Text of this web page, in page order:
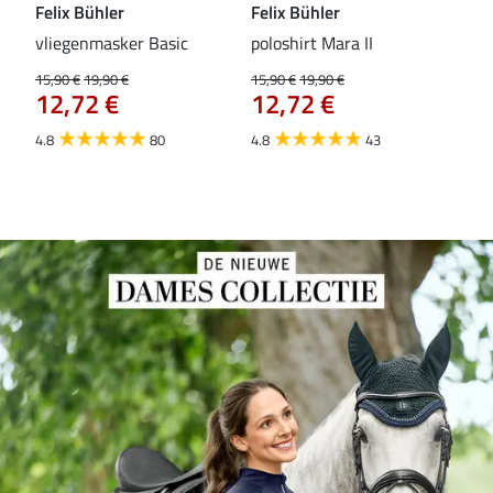
Felix Bühler
vliegenmasker Basic
15,90 €19,90 €
12,72 €
4.8 80
Felix Bühler
poloshirt Mara II
15,90 €19,90 €
12,72 €
4.8 43